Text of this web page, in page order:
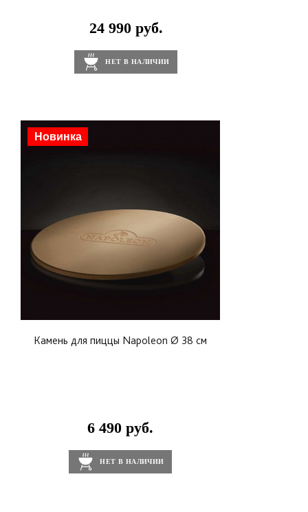
24 990 руб.
НЕТ В НАЛИЧИИ
Новинка
Камень для пиццы Napoleon Ø 38 см
6 490 руб.
НЕТ В НАЛИЧИИ